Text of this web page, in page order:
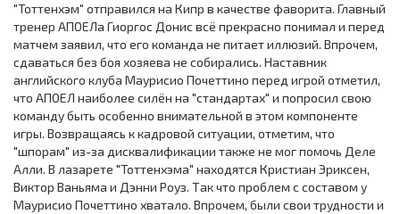
"Тоттенхэм" отправился на Кипр в качестве фаворита. Главный
тренер АПОЕЛа Гиоргос Донис всё прекрасно понимал и перед
матчем заявил, что его команда не питает иллюзий. Впрочем,
сдаваться без боя хозяева не собирались. Наставник
английского клуба Мауриcио Почеттино перед игрой отметил,
что АПОЕЛ наиболее силён на "стандартах" и попросил свою
команду быть особенно внимательной в этом компоненте
игры. Возвращаясь к кадровой ситуации, отметим, что
"шпорам" из-за дисквалификации также не мог помочь Деле
Алли. В лазарете "Тоттенхэма" находятся Кристиан Эриксен,
Виктор Ваньяма и Дэнни Роуз. Так что проблем с составом у
Мауриcио Почеттино хватало. Впрочем, были свои трудности и